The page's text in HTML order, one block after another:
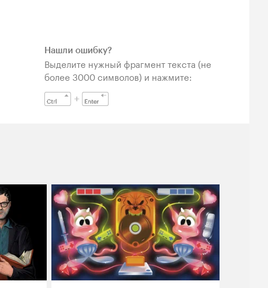
Нашли ошибку?
Выделите нужный фрагмент текста (не
более 3000 символов) и нажмите: